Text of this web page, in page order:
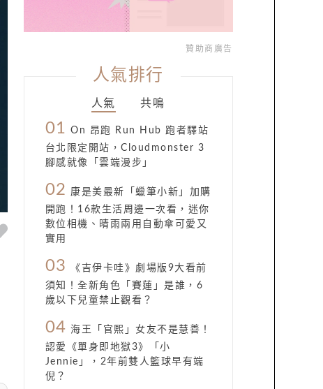
贊助商廣告
人氣排行
人氣 共鳴
01 On 昂跑 Run Hub 跑者驛站
台北限定開站，Cloudmonster 3
腳感就像「雲端漫步」
02
康是美最新「蠟筆小新」加購
開跑！16款生活周邊一次看，迷你
數位相機、晴雨兩用自動傘可愛又
實用
03
《吉伊卡哇》劇場版9大看前
須知！全新角色「賽蓮」是誰，6
歲以下兒童禁止觀看？
04 海王「官熙」女友不是慧善！
認愛《單身即地獄3》「小
Jennie」，2年前雙人籃球早有端
倪？